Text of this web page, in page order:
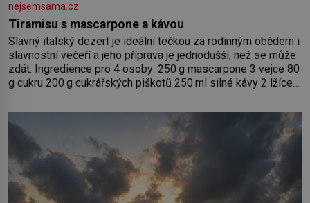
nejsemsama.cz
Tiramisu s mascarpone a kávou
Slavný italský dezert je ideální tečkou za rodinným obědem i
slavnostní večeří a jeho příprava je jednodušší, než se může
zdát. Ingredience pro 4 osoby: 250 g mascarpone 3 vejce 80
g cukru 200 g cukrářských piškotů 250 ml silné kávy 2 lžíce
bílků. Žloutky vyšlehejte s cukrem do světlé pěny a postupně
do nich vmíchejte mascarpone, aby vznikl hladký